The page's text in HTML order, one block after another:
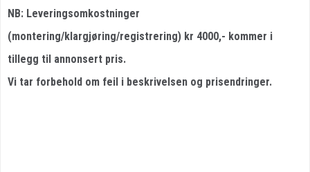
NB: Leveringsomkostninger
(montering/klargjøring/registrering) kr 4000,- kommer i
tillegg til annonsert pris.
Vi tar forbehold om feil i beskrivelsen og prisendringer.